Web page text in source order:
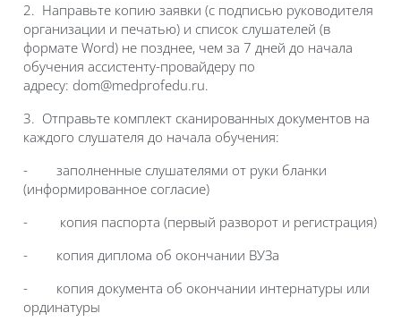
2. Направьте копию заявки (с подписью руководителя
организации и печатью) и список слушателей (в
формате Word) не позднее, чем за 7 дней до начала
обучения ассистенту-провайдеру по
адресу: dom@medprofedu.ru.
3. Отправьте комплект сканированных документов на
каждого слушателя до начала обучения:
- заполненные слушателями от руки бланки
(информированное согласие)
- копия паспорта (первый разворот и регистрация)
- копия диплома об окончании ВУЗа
- копия документа об окончании интернатуры или
ординатуры